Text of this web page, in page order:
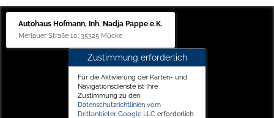
Autohaus Hofmann, Inh. Nadja Pappe e.K.
Merlauer Straße 10, 35325 Mücke
Zustimmung erforderlich
Für die Aktivierung der Karten- und
Navigationsdienste ist Ihre
Zustimmung zu den
Datenschutzrichtlinien vom
Drittanbieter Google LLC erforderlich.